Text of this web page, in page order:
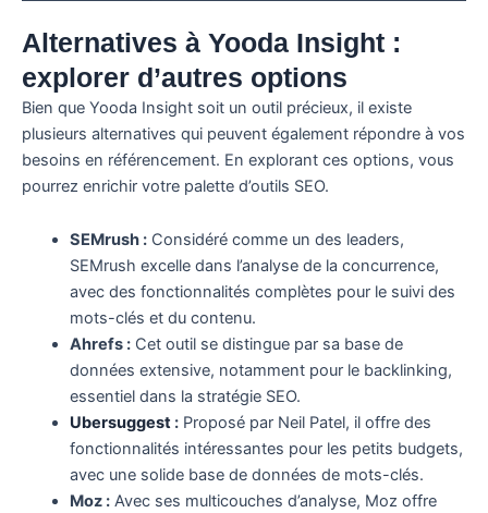
Alternatives à Yooda Insight :
explorer d’autres options
Bien que Yooda Insight soit un outil précieux, il existe
plusieurs alternatives qui peuvent également répondre à vos
besoins en référencement. En explorant ces options, vous
pourrez enrichir votre palette d’outils SEO.
SEMrush :Considéré comme un des leaders,
SEMrush excelle dans l’analyse de la concurrence,
avec des fonctionnalités complètes pour le suivi des
mots-clés et du contenu.
Ahrefs :Cet outil se distingue par sa base de
données extensive, notamment pour le backlinking,
essentiel dans la stratégie SEO.
Ubersuggest:Proposé par Neil Patel, il offre des
fonctionnalités intéressantes pour les petits budgets,
avec une solide base de données de mots-clés.
Moz :Avec ses multicouches d’analyse, Moz offre